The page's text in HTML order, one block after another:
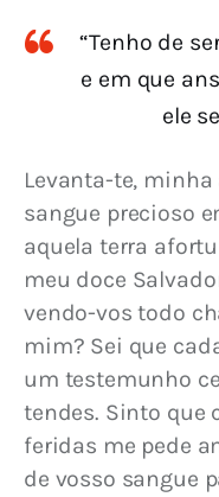
“Tenho de
e em que
ele
Levanta-te,
sangue precioso
aquela terra
meu doce
vendo-vos todo
mim? Sei que
um testemunho
tendes. Sinto que
feridas me pede
de vosso sangue